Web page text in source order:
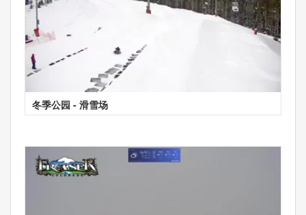
冬季公园 - 滑雪场